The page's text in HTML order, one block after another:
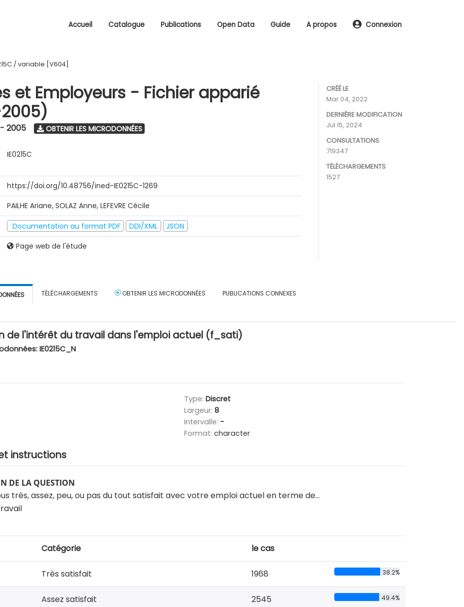
Accueil Catalogue Publications Open Data Guide A propos Connexion
/ variable [V604]
et Employeurs - Fichier apparié
2005 OBTENIR LES MICRODONNÉES
IE0215C
https://doi.org/10.48756/ined-IE0215C-1269
PAILHE Ariane, SOLAZ Anne, LEFEVRE Cécile
Documentation au format PDF DDI/XML
JSON
Page web de l'étude
CRÉÉ LE
Mar 04, 2022
DERNIÈRE MODIFICATION
Jul 15, 2024
CONSULTATIONS
719347
TÉLÉCHARGEMENTS
1527
TÉLÉCHARGEMENTS OBTENIR LES MICRODONNÉES PUBLICATIONS CONNEXES
de l'intérêt du travail dans l'emploi actuel (f_sati)
IE0215C_N
Type: Discret
Largeur: 8
Intervalle: -
Format: character
instructions
DE LA QUESTION
très, assez, peu, ou pas du tout satisfait avec votre emploi actuel en terme de…
Catégorie le cas
Très satisfait 1968 38.2%
Assez satisfait 2545 49.4%